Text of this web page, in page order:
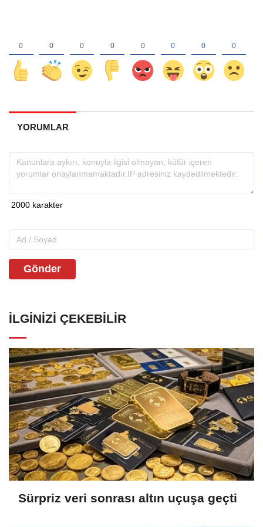
YORUMLAR
Gönder
İLGINIZI ÇEKEBILIR
Sürpriz veri sonrası altın uçuşa geçti